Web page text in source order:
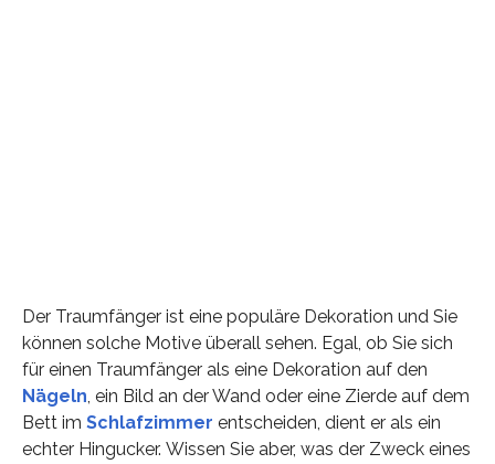
Der Traumfänger ist eine populäre Dekoration und Sie
können solche Motive überall sehen. Egal, ob Sie sich
für einen Traumfänger als eine Dekoration auf den
Nägeln, ein Bild an der Wand oder eine Zierde auf dem
Bett im Schlafzimmer entscheiden, dient er als ein
echter Hingucker. Wissen Sie aber, was der Zweck eines